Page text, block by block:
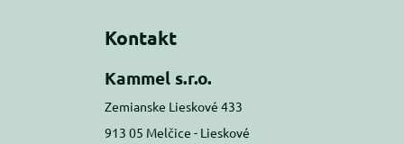
Kontakt
Kammel s.r.o.
Zemianske Lieskové 433
913 05 Melčice - Lieskové